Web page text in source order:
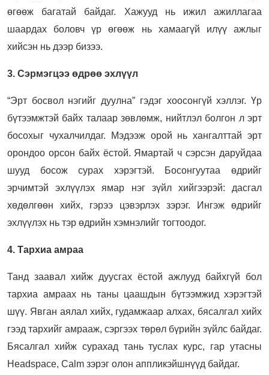
өгөөж багатай байдаг. Хажууд нь ижил ажиллагаа
шаардах боловч үр өгөөж нь хамаагүй илүү ажлыг
хийсэн нь дээр бизээ.
3. Сэрмэгцээ өдрөө эхлүүл
“Эрт босвол нэгийг дуулна” гэдэг хоосонгүй хэллэг. Үр
бүтээмжтэй байх талаар зөвлөмж, нийтлэл болгон л эрт
босохыг чухалчилдаг. Мэдээж орой нь хангалттай эрт
орондоо орсон байх ёстой. Ямартай ч сэрсэн даруйдаа
шууд босож сурах хэрэгтэй. Босонгуутаа өдрийг
эрчимтэй эхлүүлэх ямар нэг зүйл хийгээрэй: дасгал
хөдөлгөөн хийх, гэрээ цэвэрлэх зэрэг. Ингэж өдрийг
эхлүүлэх нь тэр өдрийн хэмнэлийг тогтоодог.
4. Тархиа амраа
Танд заавал хийж дуусгах ёстой ажлууд байхгүй бол
тархиа амраах нь таны цаашдын бүтээмжид хэрэгтэй
шүү. Явган аялал хийх, гудамжаар алхах, бясалгал хийх
гээд тархийг амрааж, сэргээх төрөл бүрийн зүйлс байдаг.
Бясалгал хийж сурахад тань туслах курс, гар утасны
Headspace, Calm зэрэг олон аппликэйшнүүд байдаг.